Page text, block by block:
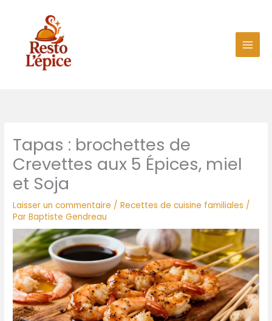
Tapas : brochettes de
Crevettes aux 5 Épices, miel
et Soja
Laisser un commentaire /Recettes de cuisine familiales /
ParBaptiste Gendreau